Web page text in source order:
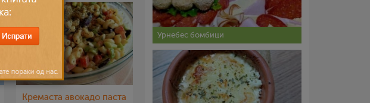
Кремаста авокадо паста
Урнебес бомбици